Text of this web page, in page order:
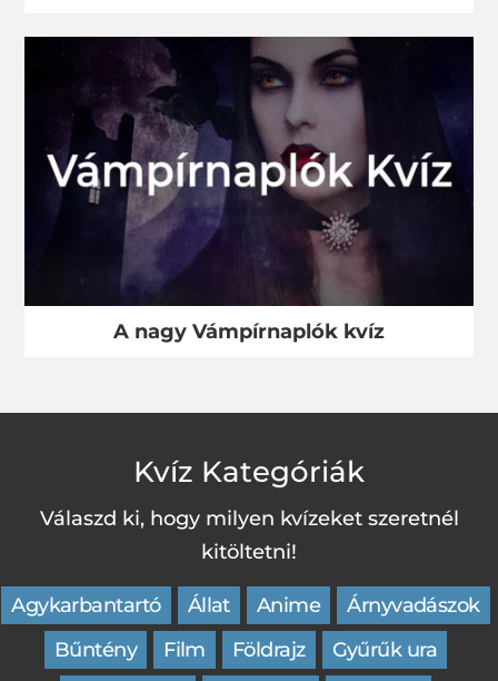
A nagy Vámpírnaplók kvíz
Kvíz Kategóriák
Válaszd ki, hogy milyen kvízeket szeretnél
kitöltetni!
Agykarbantartó Állat Anime
Árnyvadászok
Bűntény
Film Földrajz
Gyűrűk ura